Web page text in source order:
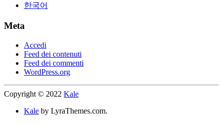
한국어
Meta
Accedi
Feed dei contenuti
Feed dei commenti
WordPress.org
Copyright © 2022 Kale
Kale by LyraThemes.com.